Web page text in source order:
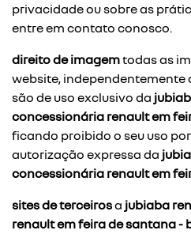
privacidade ou sobre as
entre em contato conosco.
direito de imagemtodas as
website, independentemente
são de uso exclusivo da
concessionária renault em
ficando proibido o seu uso
autorização expressa da
concessionária renault em
sites de terceirosa jubiaba
renault em feira de santana -